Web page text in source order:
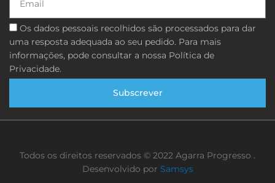
Consentimento
Os dados pessoais recolhidos são processados ​​para dar
uma resposta adequada ao seu pedido. Para mais
informações, pode consultar a nossa Política de
Privacidade.
Subscrever
Todos os direitos reservados © 2022 Agarra Progresso .
Desenvolvido por Samsys